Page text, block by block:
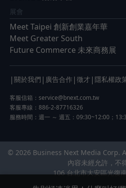
展會
Meet Taipei 創新創業嘉年華
Meet Greater South
Future Commerce 未來商務展
| 關於我們 | 廣告合作 | 徵才 | 隱私權政
客服信箱： service@bnext.com.tw
客服專線：886-2-87716326
服務時間：週一 ～ 週五：09:30~12:00；
© 2026 Business Next Media Corp.
內容未經允許，不
106 台北市大安區光復